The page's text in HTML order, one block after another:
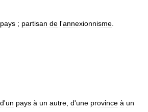
pays ; partisan de l'annexionnisme
d'un pays à un autre d'une province à un